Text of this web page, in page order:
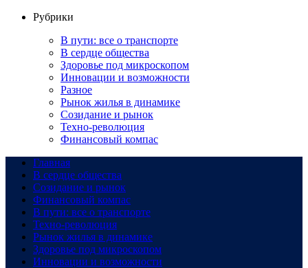
Рубрики
В пути: все о транспорте
В сердце общества
Здоровье под микроскопом
Инновации и возможности
Разное
Рынок жилья в динамике
Созидание и рынок
Техно-революция
Финансовый компас
Главная
В сердце общества
Созидание и рынок
Финансовый компас
В пути: все о транспорте
Техно-революция
Рынок жилья в динамике
Здоровье под микроскопом
Инновации и возможности